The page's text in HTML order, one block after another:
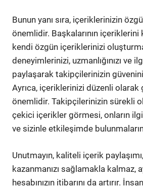
Bunun yanı sıra, içeriklerinizin
önemlidir. Başkalarının
kendi özgün içeriklerinizi
deneyimlerinizi, uzmanlığınızı ve
paylaşarak takipçilerinizin
Ayrıca, içeriklerinizi düzenli
önemlidir. Takipçilerinizin sürekli
çekici içerikler görmesi, onların
ve sizinle etkileşimde
Unutmayın, kaliteli içerik
kazanmanızı sağlamakla kalmaz,
hesabınızın itibarını da artırır.